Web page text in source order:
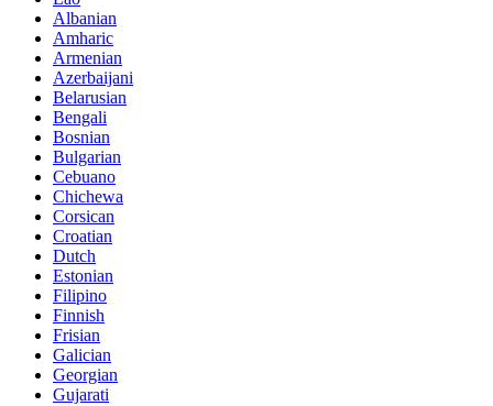
Albanian
Amharic
Armenian
Azerbaijani
Belarusian
Bengali
Bosnian
Bulgarian
Cebuano
Chichewa
Corsican
Croatian
Dutch
Estonian
Filipino
Finnish
Frisian
Galician
Georgian
Gujarati